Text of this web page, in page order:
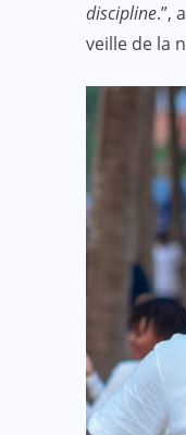
discipline.”,
veille de la